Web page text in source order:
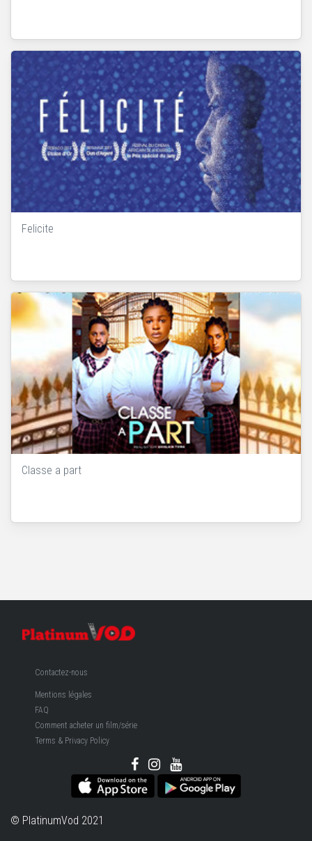
Felicite
Classe a part
Contactez-nous
Mentions légales
FAQ
Comment acheter un film/série
Terms & Privacy Policy
© PlatinumVod 2021